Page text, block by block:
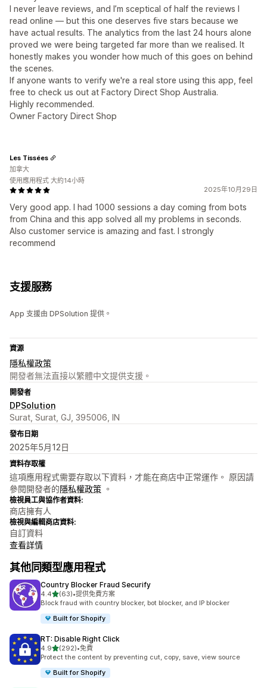
I never leave reviews, and I’m sceptical of half the reviews I
read online — but this one deserves five stars because we
have actual results. The analytics from the last 24 hours alone
proved we were being targeted far more than we realised. It
honestly makes you wonder how much of this goes on behind
the scenes.
If anyone wants to verify we're a real store using this app, feel
free to check us out at Factory Direct Shop Australia.
Highly recommended.
Owner Factory Direct Shop
2025年10月29日
Very good app. I had 1000 sessions a day coming from bots
from China and this app solved all my problems in seconds.
Also customer service is amazing and fast. I strongly
recommend
Les Tissées
加拿大
使用應用程式 大約14小時
支援服務
App 支援由 DPSolution 提供。
資源
隱私權政策
開發者無法直接以繁體中文提供支援。
開發者
DPSolution
Surat, Surat, GJ, 395006, IN
發布日期
2025年5月12日
資料存取權
這項應用程式需要存取以下資料，才能在商店中正常運作。 原因請
參閱開發者的隱私權政策 。
檢視員工與協作者資料:
商店擁有人
檢視與編輯商店資料:
自訂資料
查看詳情
其他同類型應用程式
Country Blocker Fraud Securify
4.4滿分 5 顆星
(63)
共有 63 則評價
•提供免費方案
Block fraud with country blocker, bot blocker, and IP blocker
Built for Shopify
RT: Disable Right Click
4.9滿分 5 顆星
(292)
共有 292 則評價
•免費
Protect the content by preventing cut, copy, save, view source
Built for Shopify